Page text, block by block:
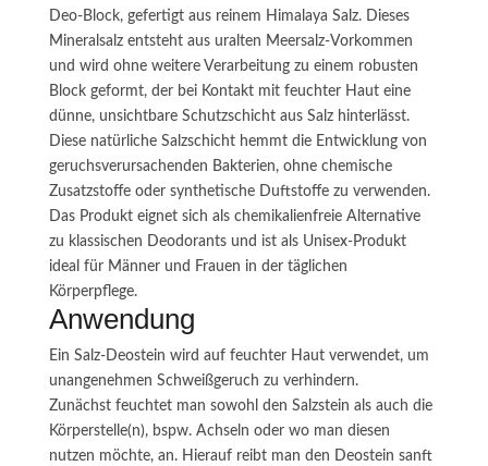
Deo‑Block, gefertigt aus reinem Himalaya Salz. Dieses
Mineralsalz entsteht aus uralten Meersalz‑Vorkommen
und wird ohne weitere Verarbeitung zu einem robusten
Block geformt, der bei Kontakt mit feuchter Haut eine
dünne, unsichtbare Schutzschicht aus Salz hinterlässt.
Diese natürliche Salzschicht hemmt die Entwicklung von
geruchsverursachenden Bakterien, ohne chemische
Zusatzstoffe oder synthetische Duftstoffe zu verwenden.
Das Produkt eignet sich als chemikalienfreie Alternative
zu klassischen Deodorants und ist als Unisex‑Produkt
ideal für Männer und Frauen in der täglichen
Körperpflege.
Anwendung
Ein Salz-Deostein wird auf feuchter Haut verwendet, um
unangenehmen Schweißgeruch zu verhindern.
Zunächst feuchtet man sowohl den Salzstein als auch die
Körperstelle(n), bspw. Achseln oder wo man diesen
nutzen möchte, an. Hierauf reibt man den Deostein sanft